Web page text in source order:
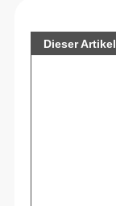
Dieser Artikel